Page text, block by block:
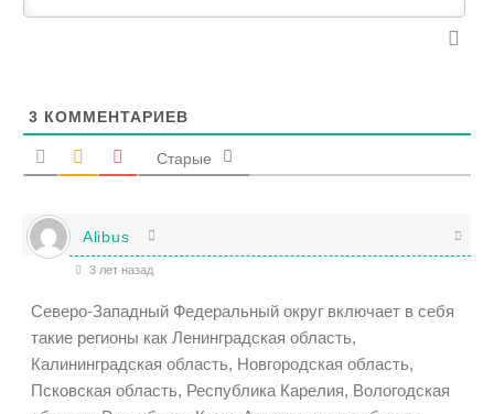
3 КОММЕНТАРИЕВ
Старые
Alibus
3 лет назад
Северо-Западный Федеральный округ включает в себя
такие регионы как Ленинградская область,
Калининградская область, Новгородская область,
Псковская область, Республика Карелия, Вологодская